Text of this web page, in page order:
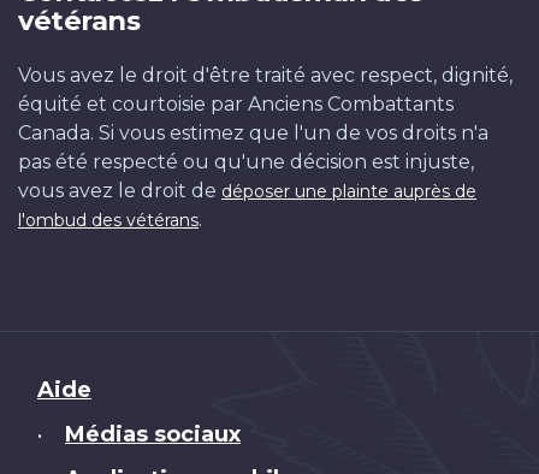
vétérans
Vous avez le droit d'être traité avec respect, dignité,
équité et courtoisie par Anciens Combattants
Canada. Si vous estimez que l'un de vos droits n'a
pas été respecté ou qu'une décision est injuste,
vous avez le droit de déposer une plainte auprès de
l'ombud des vétérans.
Brand
Aide
• Médias sociaux